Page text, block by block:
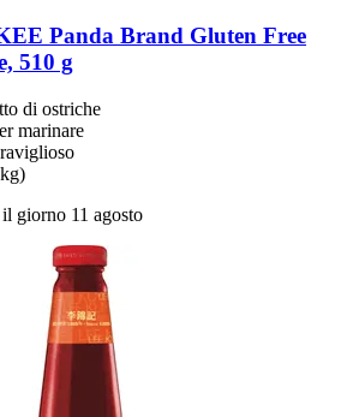
Panda Brand Gluten Free
510 g
di ostriche
marinare
giorno 11 agosto